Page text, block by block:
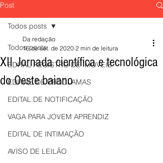
Post
Todos posts
EDITAL REGISTRO DE IMÓVEIS
EDITAIS DE PROCLAMAS
EDITAL DE NOTIFICAÇÃO
VAGA PARA JOVEM APRENDIZ
EDITAL DE INTIMAÇÃO
AVISO DE LEILÃO
Todos posts
XII Jornada científica e tecnológica
do Oeste baiano
Da redação
16 de set. de 2020 2 min de leitura